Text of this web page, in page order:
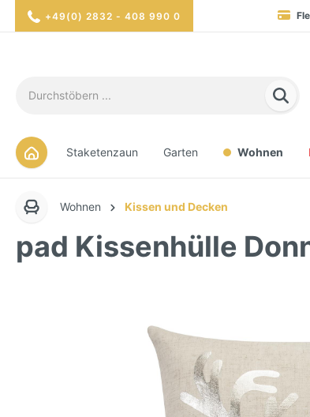
+49(0) 2832 - 408 990 0
Staketenzaun Garten Wohnen
Wohnen Kissen und Decken
pad Kissenhülle